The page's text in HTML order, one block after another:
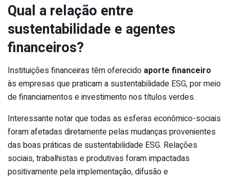
Qual a relação entre
sustentabilidade e agentes
financeiros?
Instituições financeiras têm oferecido aporte financeiro
às empresas que praticam a sustentabilidade ESG, por meio
de financiamentos e investimento nos títulos verdes.
Interessante notar que todas as esferas econômico-sociais
foram afetadas diretamente pelas mudanças provenientes
das boas práticas de sustentabilidade ESG. Relações
sociais, trabalhistas e produtivas foram impactadas
positivamente pela implementação, difusão e